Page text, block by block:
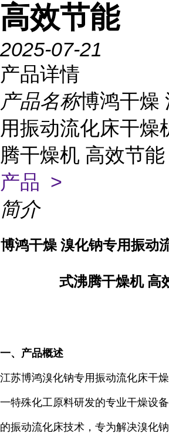
高效节能
2025-07-21
产品详情
产品名称博鸿干燥
用振动流化床干燥
腾干燥机 高效节能
产品 >
简介
博鸿干燥 溴化钠专用振动
式沸腾干燥机 高
一、产品概述
江苏博鸿溴化钠专用振动流化床干
一特殊化工原料研发的专业干燥设
的振动流化床技术，专为解决溴化